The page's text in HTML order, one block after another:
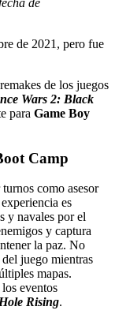
de 2021, pero fue
de los juegos
Wars 2: Black
para Game Boy
Camp
como asesor
es
y navales por el
y captura
la paz. No
juego mientras
mapas.
eventos
Rising.